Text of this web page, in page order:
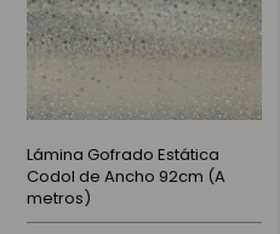
Lámina Gofrado Estática
Codol de Ancho 92cm (A
metros)